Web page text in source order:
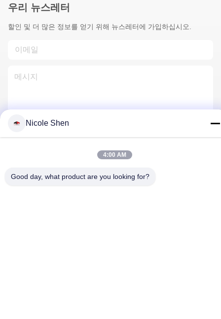
우리 뉴스레터
할인 및 더 많은 정보를 얻기 위해 뉴스레터에 가입하십시오.
개인정보 보호 정책|사이트맵| 중국 좋은 품질 바위 드릴링 리그
Nicole Shen
4:00 AM
Good day, what product are you looking for?